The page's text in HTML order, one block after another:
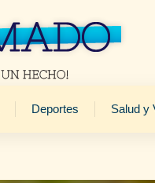
Deportes Salud y